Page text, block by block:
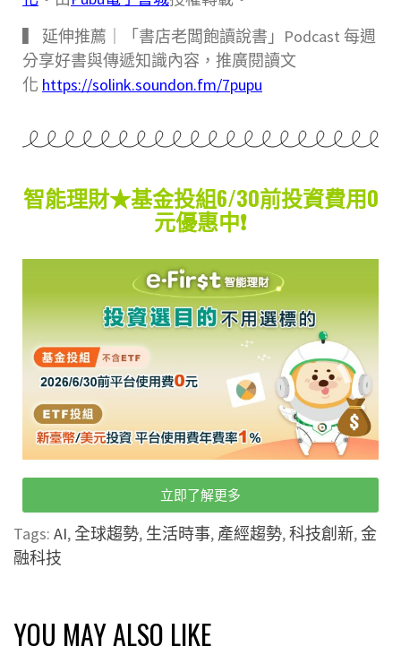
▍ 延伸推薦｜「書店老闆飽讀說書」Podcast 每週
分享好書與傳遞知識內容，推廣閱讀文
化 https://solink.soundon.fm/7pupu
智能理財★基金投組6/30前投資費用0
元優惠中❗️
立即了解更多
Tags: AI, 全球趨勢, 生活時事, 產經趨勢,科技創新,金
融科技
YOU MAY ALSO LIKE